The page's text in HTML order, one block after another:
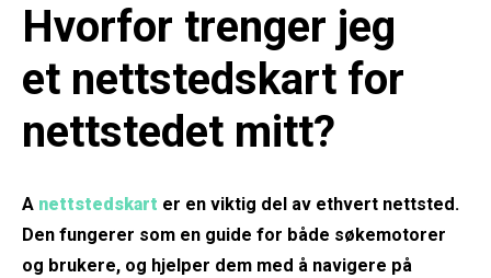
Hvorfor trenger jeg
et nettstedskart for
nettstedet mitt?
A nettstedskart er en viktig del av ethvert nettsted.
Den fungerer som en guide for både søkemotorer
og brukere, og hjelper dem med å navigere på